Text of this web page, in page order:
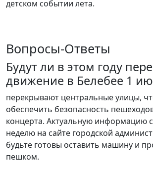
детском событии лета.
Вопросы-Ответы
Будут ли в этом году
движение в Белебее 1
перекрывают центральные улицы,
обеспечить безопасность
концерта. Актуальную информацию
неделю на сайте городской
будьте готовы оставить машину и
пешком.